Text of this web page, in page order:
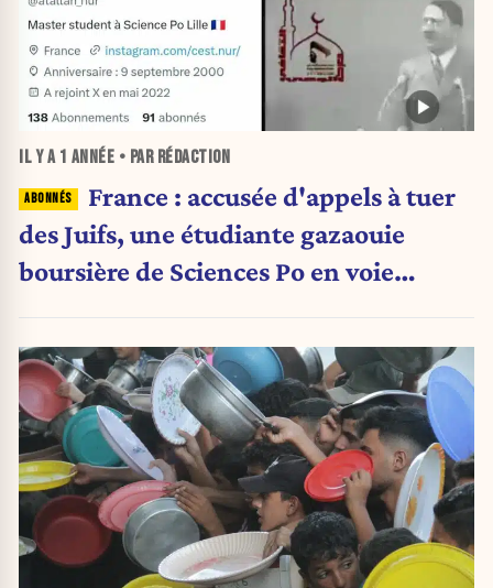
IL Y A 1 ANNÉE • PAR RÉDACTION
France : accusée d'appels à tuer
des Juifs, une étudiante gazaouie
boursière de Sciences Po en voie